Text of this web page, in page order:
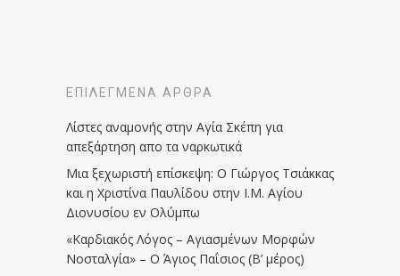
ΕΠΙΛΕΓΜΈΝΑ ΆΡΘΡΑ
Λίστες αναμονής στην Αγία Σκέπη για
απεξάρτηση απο τα ναρκωτικά
Μια ξεχωριστή επίσκεψη: Ο Γιώργος Τσιάκκας
και η Χριστίνα Παυλίδου στην Ι.Μ. Αγίου
Διονυσίου εν Ολύμπω
«Καρδιακός Λόγος – Αγιασμένων Μορφών
Νοσταλγία» – Ο Άγιος Παΐσιος (Β’ μέρος)